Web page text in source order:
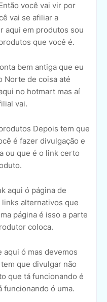
você vai vir por
vai se afiliar a
aqui em produtos sou
que você é.
bem antiga que eu
Norte de coisa até
no hotmart mas aí
vai.
Depois tem que
é fazer divulgação e
ou que é o link certo
aqui ó página de
alternativos que
página é isso a parte
coloca.
aqui ó mas devemos
que divulgar não
que tá funcionando é
funcionando ó uma.